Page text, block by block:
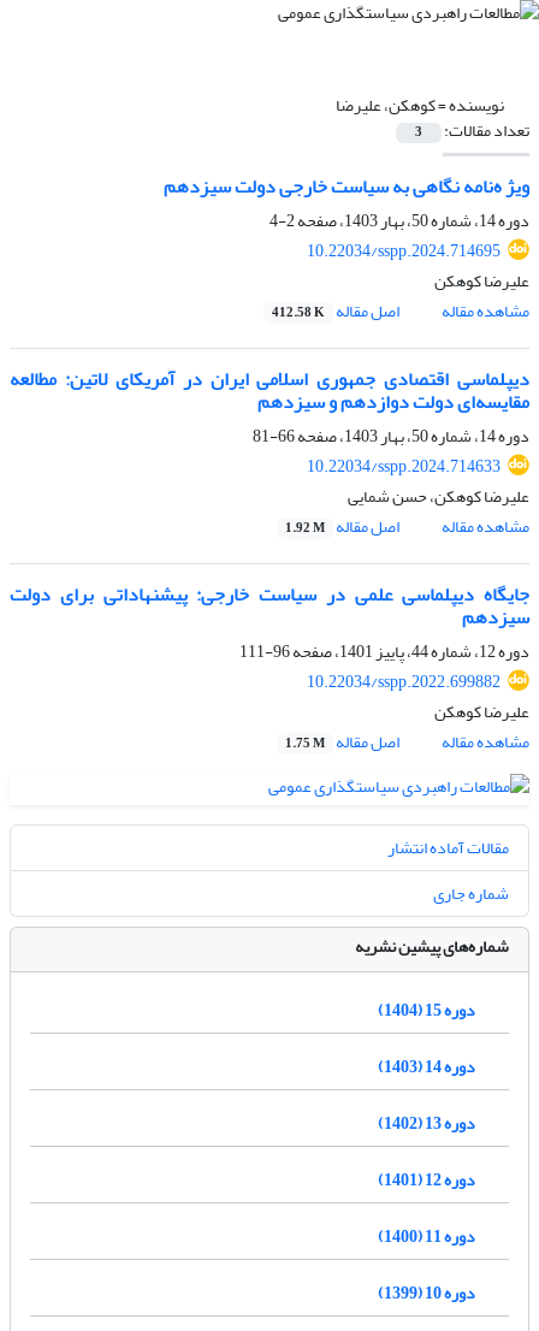
نویسنده =کوهکن، علیرضا
تعداد مقالات: 3
ویژ ه‌نامه نگاهی به سیاست خارجی دولت سیزدهم
دوره 14، شماره 50، بهار 1403، صفحه
2-4
10.22034/sspp.2024.714695
علیرضا کوهکن
مشاهده مقاله
اصل مقاله 412.58 K
دیپلماسی اقتصادی جمهوری اسلامی ایران در آمریکای لاتین: مطالعه
مقایسه‌ای دولت دوازدهم و سیزدهم
دوره 14، شماره 50، بهار 1403، صفحه
66-81
10.22034/sspp.2024.714633
علیرضا کوهکن، حسن شمایی
مشاهده مقاله
اصل مقاله 1.92 M
جایگاه دیپلماسی علمی در سیاست خارجی: پیشنهاداتی برای دولت
سیزدهم
دوره 12، شماره 44، پاییز 1401، صفحه
96-111
10.22034/sspp.2022.699882
علیرضا کوهکن
مشاهده مقاله
اصل مقاله 1.75 M
مقالات آماده انتشار
شماره جاری
شماره‌های پیشین نشریه
دوره 15 (1404)
دوره 14 (1403)
دوره 13 (1402)
دوره 12 (1401)
دوره 11 (1400)
دوره 10 (1399)